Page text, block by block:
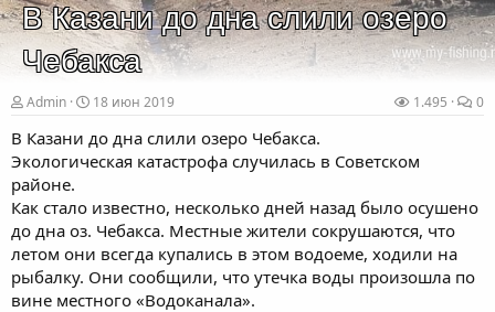
В Казани до дна слили озеро
Чебакса
Admin 18 июн 2019 1.495 0
В Казани до дна слили озеро Чебакса.
Экологическая катастрофа случилась в Советском
районе.
Как стало известно, несколько дней назад было осушено
до дна оз. Чебакса. Местные жители сокрушаются, что
летом они всегда купались в этом водоеме, ходили на
рыбалку. Они сообщили, что утечка воды произошла по
вине местного «Водоканала».